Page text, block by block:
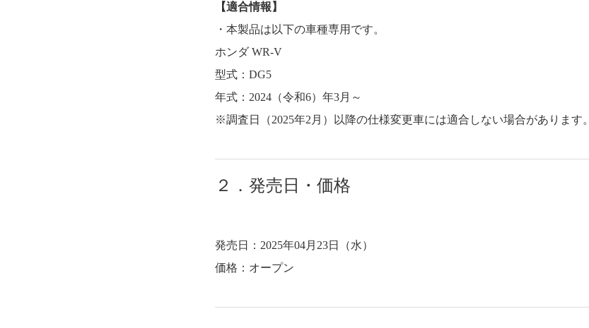
【適合情報】
・本製品は以下の車種専用です。
ホンダ WR-V
型式：DG5
年式：2024（令和6）年3月～
※調査日（2025年2月）以降の仕様変更車には適合しない場合があります。
２．発売日・価格
発売日：2025年04月23日（水）
価格：オープン